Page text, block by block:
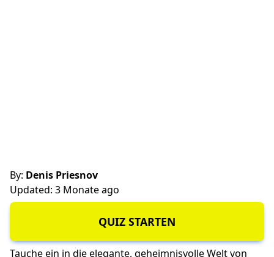
By: Denis Priesnov
Updated: 3 Monate ago
QUIZ STARTEN
Tauche ein in die elegante, geheimnisvolle Welt von